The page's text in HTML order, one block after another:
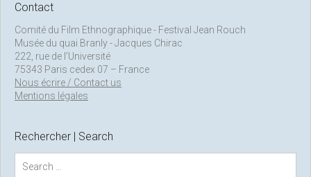
Contact
Comité du Film Ethnographique - Festival Jean Rouch
Musée du quai Branly - Jacques Chirac
222, rue de l’Université
75343 Paris cedex 07 – France
Nous écrire / Contact us
Mentions légales
Rechercher | Search